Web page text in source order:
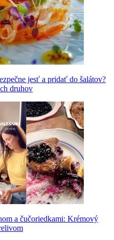
jesť a pridať do šalátov?
druhov
a čučoriedkami: Krémový